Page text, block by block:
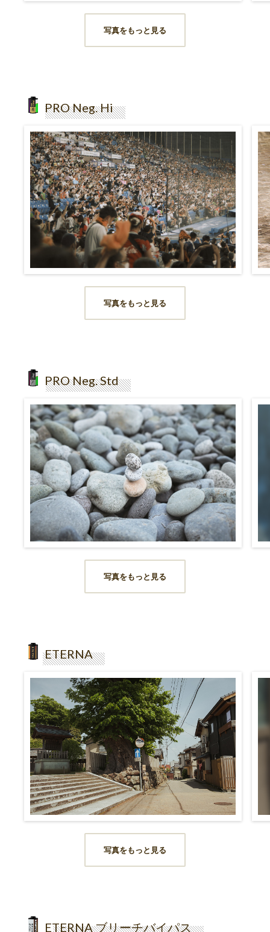
写真をもっと見る
PRO Neg. Hi
写真をもっと見る
PRO Neg. Std
写真をもっと見る
ETERNA
写真をもっと見る
ETERNA ブリーチバイパス